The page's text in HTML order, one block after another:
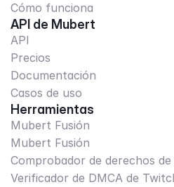
Cómo funciona
API de Mubert
API
Precios
Documentación
Casos de uso
Herramientas
Mubert Fusión
Mubert Fusión
Comprobador de derechos
Verificador de DMCA de